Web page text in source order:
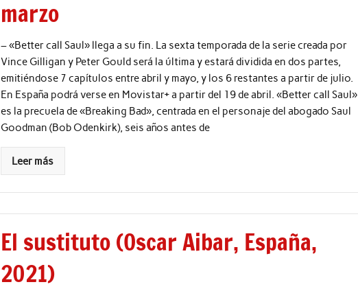
marzo
– «Better call Saul» llega a su fin. La sexta temporada de la serie creada por
Vince Gilligan y Peter Gould será la última y estará dividida en dos partes,
emitiéndose 7 capítulos entre abril y mayo, y los 6 restantes a partir de julio.
En España podrá verse en Movistar+ a partir del 19 de abril. «Better call Saul»
es la precuela de «Breaking Bad», centrada en el personaje del abogado Saul
Goodman (Bob Odenkirk), seis años antes de
Leer más
El sustituto (Oscar Aibar, España,
2021)